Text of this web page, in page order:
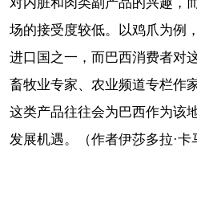
场的接受度较低。以鸡爪为例
进口国之一，而巴西消费者对
畜牧业专家、农业频道专栏作
这类产品往往会为巴西作为该
发展机遇。（作者伊莎多拉·卡